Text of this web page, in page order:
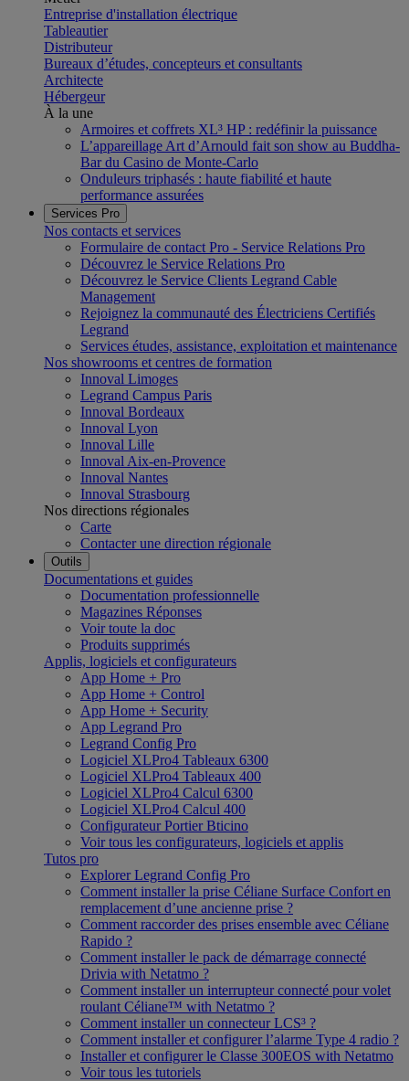
Entreprise d'installation électrique
Tableautier
Distributeur
Bureaux d’études, concepteurs et consultants
Architecte
Hébergeur
À la une
Armoires et coffrets XL³ HP : redéfinir la puissance
L’appareillage Art d’Arnould fait son show au Buddha-
Bar du Casino de Monte-Carlo
Onduleurs triphasés : haute fiabilité et haute
performance assurées
Services Pro
Nos contacts et services
Formulaire de contact Pro - Service Relations Pro
Découvrez le Service Relations Pro
Découvrez le Service Clients Legrand Cable
Management
Rejoignez la communauté des Électriciens Certifiés
Legrand
Services études, assistance, exploitation et maintenance
Nos showrooms et centres de formation
Innoval Limoges
Legrand Campus Paris
Innoval Bordeaux
Innoval Lyon
Innoval Lille
Innoval Aix-en-Provence
Innoval Nantes
Innoval Strasbourg
Nos directions régionales
Carte
Contacter une direction régionale
Outils
Documentations et guides
Documentation professionnelle
Magazines Réponses
Voir toute la doc
Produits supprimés
Applis, logiciels et configurateurs
App Home + Pro
App Home + Control
App Home + Security
App Legrand Pro
Legrand Config Pro
Logiciel XLPro4 Tableaux 6300
Logiciel XLPro4 Tableaux 400
Logiciel XLPro4 Calcul 6300
Logiciel XLPro4 Calcul 400
Configurateur Portier Bticino
Voir tous les configurateurs, logiciels et applis
Tutos pro
Explorer Legrand Config Pro
Comment installer la prise Céliane Surface Confort en
remplacement d’une ancienne prise ?
Comment raccorder des prises ensemble avec Céliane
Rapido ?
Comment installer le pack de démarrage connecté
Drivia with Netatmo ?
Comment installer un interrupteur connecté pour volet
roulant Céliane™ with Netatmo ?
Comment installer un connecteur LCS³ ?
Comment installer et configurer l’alarme Type 4 radio ?
Installer et configurer le Classe 300EOS with Netatmo
Voir tous les tutoriels